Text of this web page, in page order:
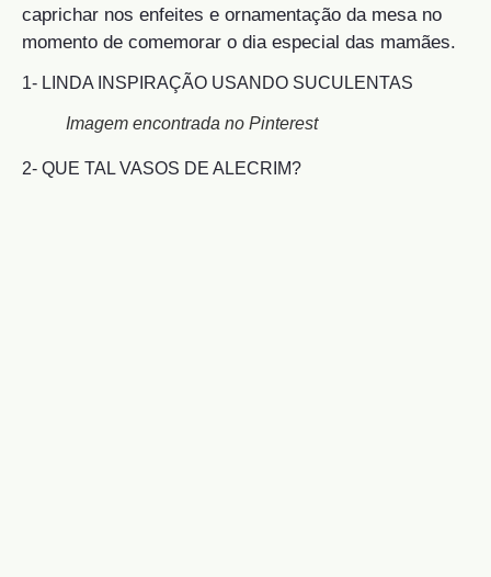
caprichar nos enfeites e ornamentação da mesa no
momento de comemorar o dia especial das mamães.
1- LINDA INSPIRAÇÃO USANDO SUCULENTAS
Imagem encontrada no Pinterest
2- QUE TAL VASOS DE ALECRIM?